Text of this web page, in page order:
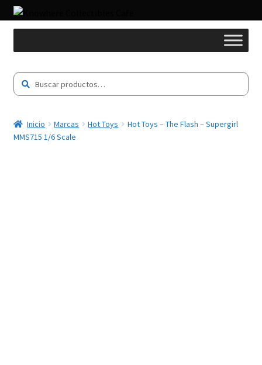
por:
Inicio Marcas Hot Toys
Hot Toys – The Flash – Supergirl
MMS715 1/6 Scale